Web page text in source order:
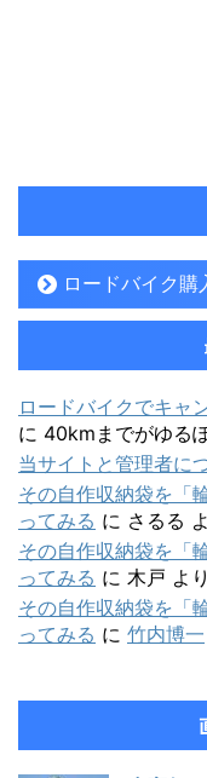
ロードバイク
ロードバイクでキャ
に 40kmまでがゆる
当サイトと管理者に
その自作収納袋を「
ってみる に さるる
その自作収納袋を「
ってみる に 木戸 より
その自作収納袋を「
ってみる に 竹内博一